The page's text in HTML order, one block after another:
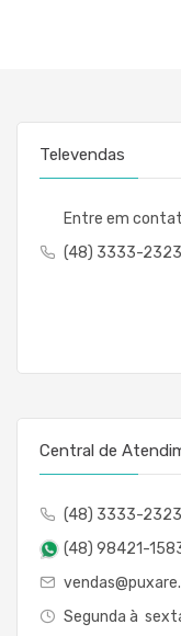
Televendas
Entre em
(48) 3333-2323
Central de
(48) 3333-2323
(48) 98421-
Segunda à